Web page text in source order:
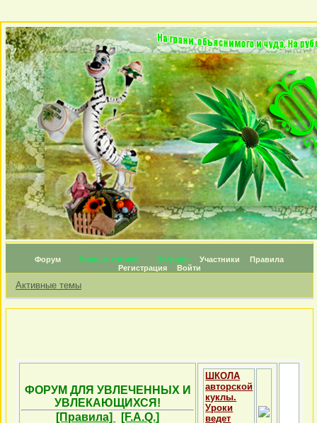
Форум Личные топики Награды Участники
Правила
Регистрация
Войти
Активные темы
ФОРУМ ДЛЯ УВЛЕЧЕННЫХ И
УВЛЕКАЮЩИХСЯ!
[Правила]
[F.A.Q.]
ШКОЛА
авторской
куклы.
Уроки
ведет